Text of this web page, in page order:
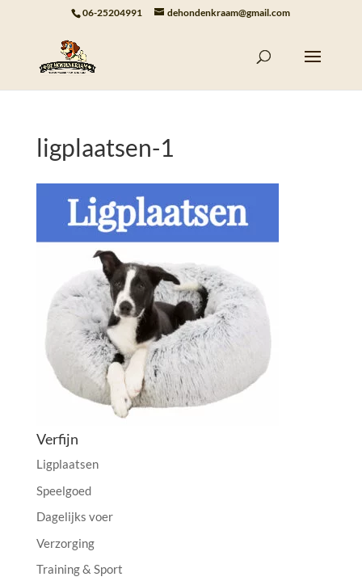
06-25204991 dehondenkraam@gmail.com
ligplaatsen-1
Verfijn
Ligplaatsen
Speelgoed
Dagelijks voer
Verzorging
Training & Sport